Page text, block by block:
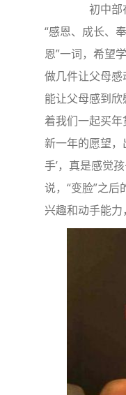
初中部
“感恩、成长、
恩”一词，希望
做几件让父母
能让父母感到
着我们一起买
新一年的愿望，
手’，真是感觉
说，“变脸”之
兴趣和动手能力